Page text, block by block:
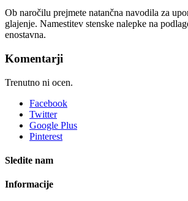
Ob naročilu prejmete natančna navodila za
glajenje. Namestitev stenske nalepke na
enostavna.
Komentarji
Trenutno ni ocen.
Facebook
Twitter
Google Plus
Pinterest
Sledite nam
Informacije